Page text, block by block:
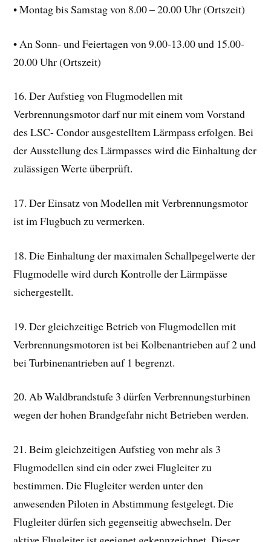
• Montag bis Samstag von 8.00 – 20.00 Uhr (Ortszeit)
• An Sonn- und Feiertagen von 9.00-13.00 und 15.00-
20.00 Uhr (Ortszeit)
16. Der Aufstieg von Flugmodellen mit
Verbrennungsmotor darf nur mit einem vom Vorstand
des LSC- Condor ausgestelltem Lärmpass erfolgen. Bei
der Ausstellung des Lärmpasses wird die Einhaltung der
zulässigen Werte überprüft.
17. Der Einsatz von Modellen mit Verbrennungsmotor
ist im Flugbuch zu vermerken.
18. Die Einhaltung der maximalen Schallpegelwerte der
Flugmodelle wird durch Kontrolle der Lärmpässe
sichergestellt.
19. Der gleichzeitige Betrieb von Flugmodellen mit
Verbrennungsmotoren ist bei Kolbenantrieben auf 2 und
bei Turbinenantrieben auf 1 begrenzt.
20. Ab Waldbrandstufe 3 dürfen Verbrennungsturbinen
wegen der hohen Brandgefahr nicht Betrieben werden.
21. Beim gleichzeitigen Aufstieg von mehr als 3
Flugmodellen sind ein oder zwei Flugleiter zu
bestimmen. Die Flugleiter werden unter den
anwesenden Piloten in Abstimmung festgelegt. Die
Flugleiter dürfen sich gegenseitig abwechseln. Der